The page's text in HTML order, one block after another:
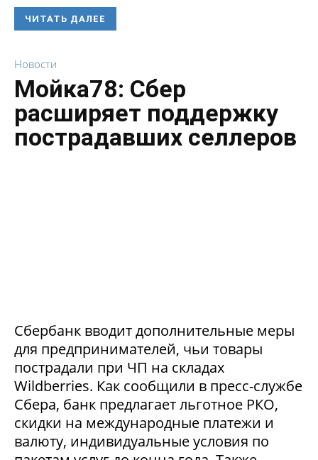
ЧИТАТЬ ДАЛЕЕ
Новости
Мойка78: Сбер
расширяет поддержку
пострадавших селлеров
Сбербанк вводит дополнительные меры
для предпринимателей, чьи товары
пострадали при ЧП на складах
Wildberries. Как сообщили в пресс-службе
Сбера, банк предлагает льготное РКО,
скидки на международные платежи и
валюту, индивидуальные условия по